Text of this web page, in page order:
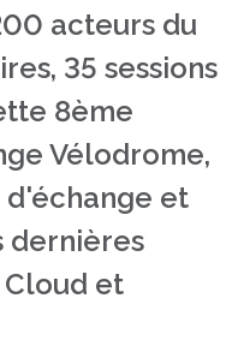
acteurs du
35 sessions
8ème
Vélodrome,
et
dernières
Cloud et